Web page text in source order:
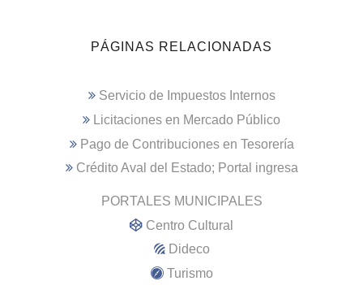
PÁGINAS RELACIONADAS
Servicio de Impuestos Internos
Licitaciones en Mercado Público
Pago de Contribuciones en Tesorería
Crédito Aval del Estado; Portal ingresa
PORTALES MUNICIPALES
Centro Cultural
Dideco
Turismo